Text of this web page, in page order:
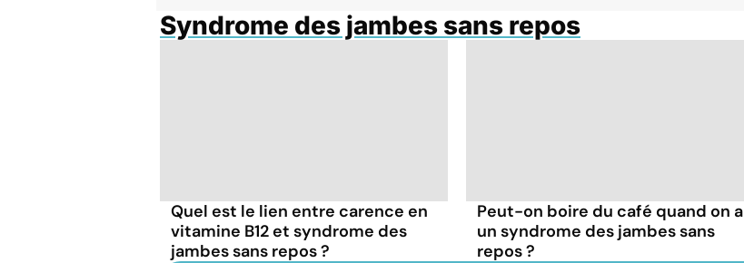
Syndrome des jambes sans repos
Quel est le lien entre carence en
vitamine B12 et syndrome des
jambes sans repos ?
Peut-on boire du café quand on a
un syndrome des jambes sans
repos ?